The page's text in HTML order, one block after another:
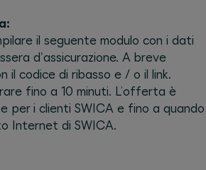
il seguente modulo con i dati
d'assicurazione. A breve
il codice di ribasso e / o il link.
fino a 10 minuti. L’offerta è
per i clienti SWICA e fino a quando
Internet di SWICA.